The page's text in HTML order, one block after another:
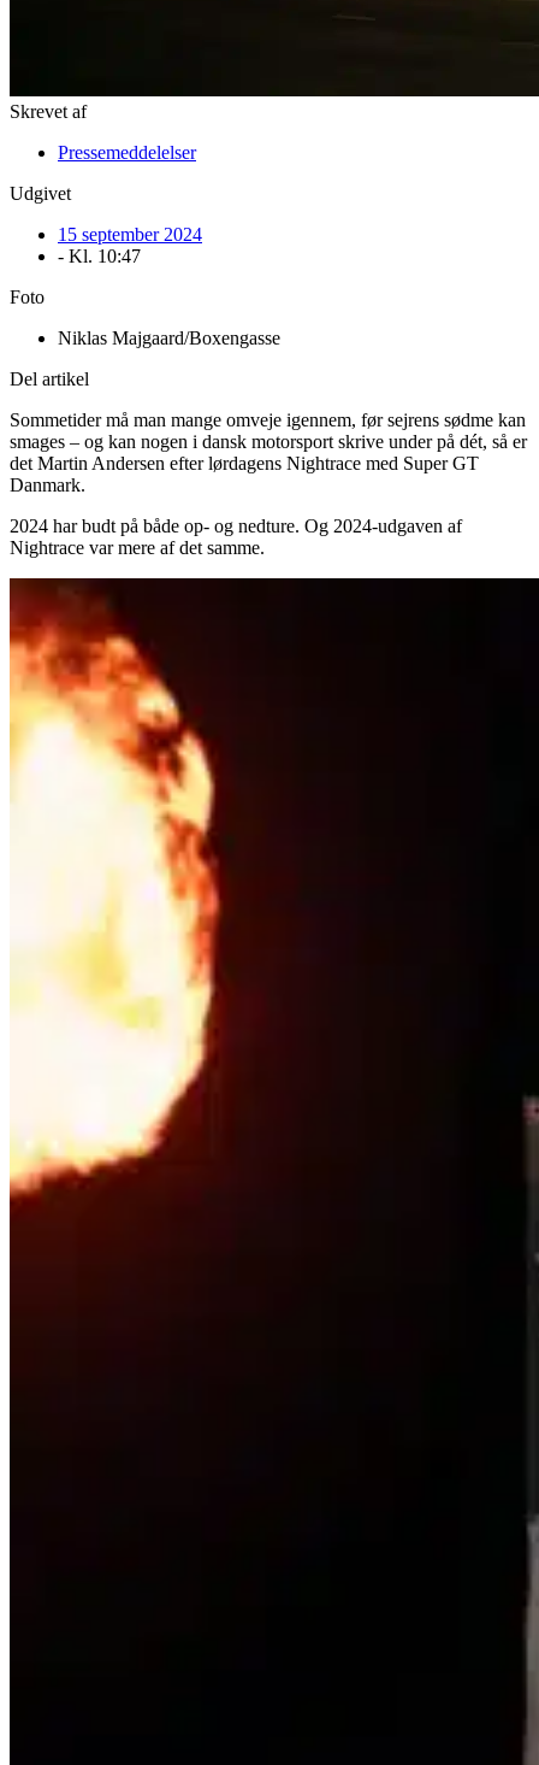
Skrevet af
Pressemeddelelser
Udgivet
15 september 2024
- Kl. 10:47
Foto
Niklas Majgaard/Boxengasse
Del artikel
Sommetider må man mange omveje igennem, før sejrens sødme kan
smages – og kan nogen i dansk motorsport skrive under på dét, så er
det Martin Andersen efter lørdagens Nightrace med Super GT
Danmark.
2024 har budt på både op- og nedture. Og 2024-udgaven af
Nightrace var mere af det samme.